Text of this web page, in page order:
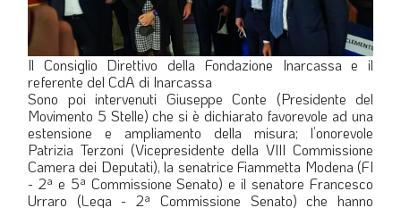
Il Consiglio Direttivo della Fondazione Inarcassa e il
referente del CdA di Inarcassa
Sono poi intervenuti Giuseppe Conte (Presidente del
Movimento 5 Stelle) che si è dichiarato favorevole ad una
estensione e ampliamento della misura; l’onorevole
Patrizia Terzoni (Vicepresidente della VIII Commissione
Camera dei Deputati), la senatrice Fiammetta Modena (FI
- 2ª e 5ª Commissione Senato) e il senatore Francesco
Urraro (Lega - 2ª Commissione Senato) che hanno